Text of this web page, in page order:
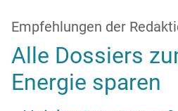
Empfehlungen der
Alle Dossiers
Energie sparen